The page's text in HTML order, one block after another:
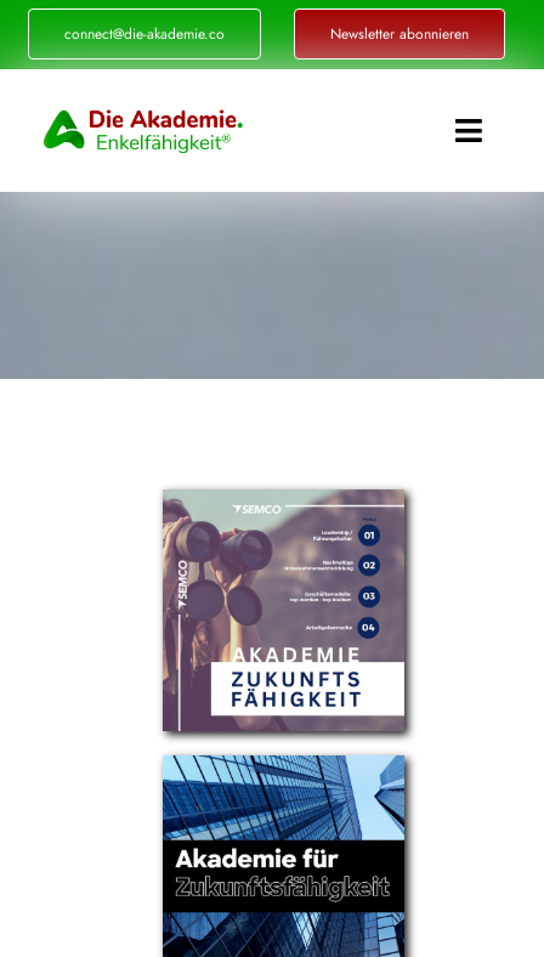
Zum
Inhalt
connect@die-akademie.co Newsletter abonnieren
Toggle
Standorte
Partner
Über uns